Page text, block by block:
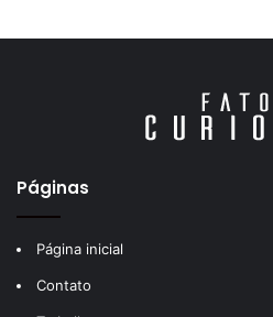
Páginas
Página inicial
Contato